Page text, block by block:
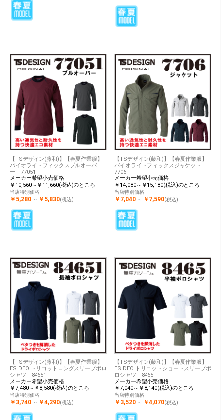
【TSデザイン(藤和)】【春夏作業服】
バイオライトフィックスプルオーバ
ー 77051
メーカー希望小売価格
￥10,560～￥11,660(税込)のところ
当店特別価格
￥5,280 ～ ￥5,830(税込)
【TSデザイン(藤和)】【春夏作業服】
バイオライトフィックスジャケット
7706
メーカー希望小売価格
￥14,080～￥15,180(税込)のところ
当店特別価格
￥7,040 ～ ￥7,590(税込)
【TSデザイン(藤和)】【春夏作業服】
ES DEO トリコットロングスリーブポロ
シャツ 84651
メーカー希望小売価格
￥7,480～￥8,580(税込)のところ
当店特別価格
￥3,740 ～ ￥4,290(税込)
【TSデザイン(藤和)】【春夏作業服】
ES DEO トリコットショートスリーブポ
ロシャツ 8465
メーカー希望小売価格
￥7,040～￥8,140(税込)のところ
当店特別価格
￥3,520 ～ ￥4,070(税込)